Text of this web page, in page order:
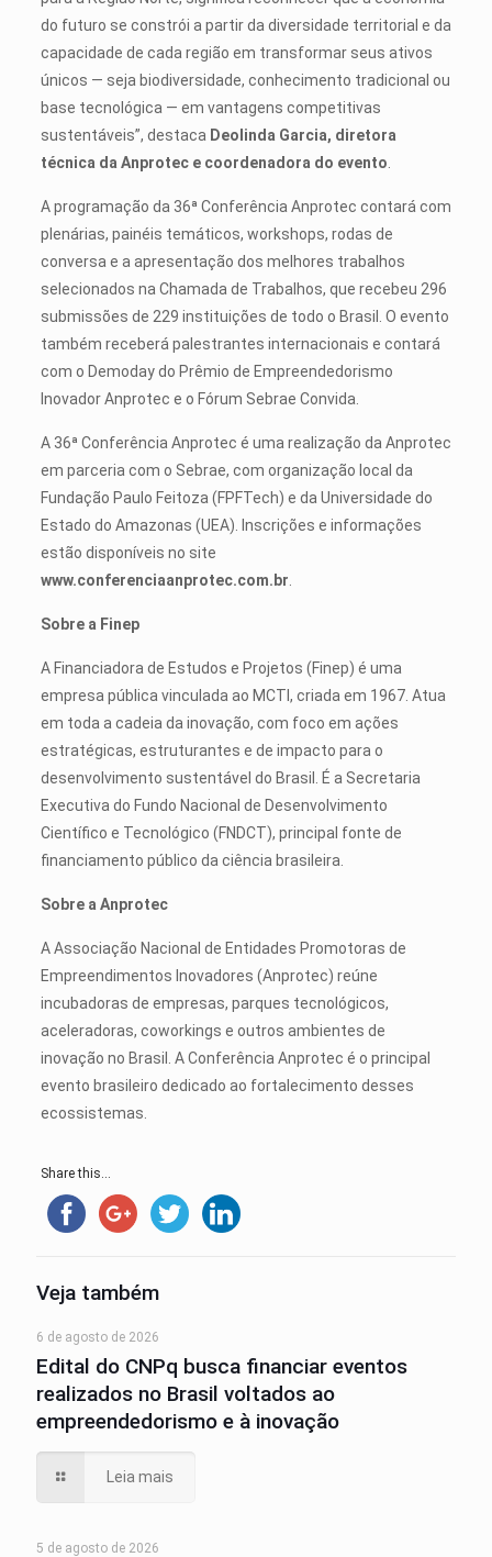
do futuro se constrói a partir da diversidade territorial e da
capacidade de cada região em transformar seus ativos
únicos — seja biodiversidade, conhecimento tradicional ou
base tecnológica — em vantagens competitivas
sustentáveis”, destaca Deolinda Garcia, diretora
técnica da Anprotec e coordenadora do evento
A programação da 36ª Conferência Anprotec contará com
plenárias, painéis temáticos, workshops, rodas de
conversa e a apresentação dos melhores trabalhos
selecionados na Chamada de Trabalhos, que recebeu 296
submissões de 229 instituições de todo o Brasil. O evento
também receberá palestrantes internacionais e contará
com o Demoday do Prêmio de Empreendedorismo
Inovador Anprotec e o Fórum Sebrae Convida.
A 36ª Conferência Anprotec é uma realização da Anprotec
em parceria com o Sebrae, com organização local da
Fundação Paulo Feitoza (FPFTech) e da Universidade do
Estado do Amazonas (UEA). Inscrições e informações
estão disponíveis no site
www.conferenciaanprotec.com.br
Sobre a Finep
A Financiadora de Estudos e Projetos (Finep) é uma
empresa pública vinculada ao MCTI, criada em 1967. Atua
em toda a cadeia da inovação, com foco em ações
estratégicas, estruturantes e de impacto para o
desenvolvimento sustentável do Brasil. É a Secretaria
Executiva do Fundo Nacional de Desenvolvimento
Científico e Tecnológico (FNDCT), principal fonte de
financiamento público da ciência brasileira.
Sobre a Anprotec
A Associação Nacional de Entidades Promotoras de
Empreendimentos Inovadores (Anprotec) reúne
incubadoras de empresas, parques tecnológicos,
aceleradoras, coworkings e outros ambientes de
inovação no Brasil. A Conferência Anprotec é o principal
evento brasileiro dedicado ao fortalecimento desses
ecossistemas.
Share this...
Veja também
6 de agosto de 2026
Edital do CNPq busca financiar eventos
realizados no Brasil voltados ao
empreendedorismo e à inovação
Leia mais
5 de agosto de 2026